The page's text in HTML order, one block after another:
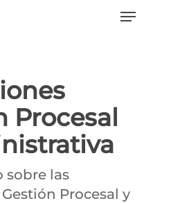
Menu
Procesal
sobre las
Procesal y